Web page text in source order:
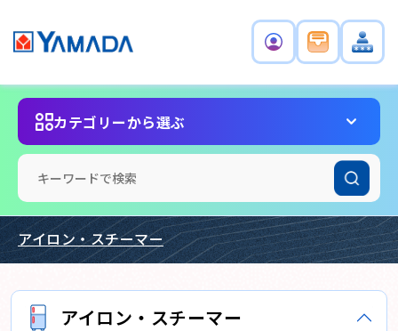
カテゴリーから選ぶ
アイロン・スチーマー
アイロン・スチーマー